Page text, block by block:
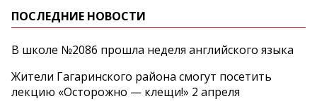
ПОСЛЕДНИЕ НОВОСТИ
В школе №2086 прошла неделя английского языка
Жители Гагаринского района смогут посетить
лекцию «Осторожно — клещи!» 2 апреля